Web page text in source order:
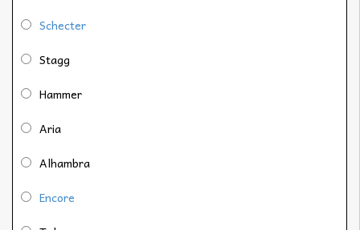
Schecter
Stagg
Hammer
Aria
Alhambra
Encore